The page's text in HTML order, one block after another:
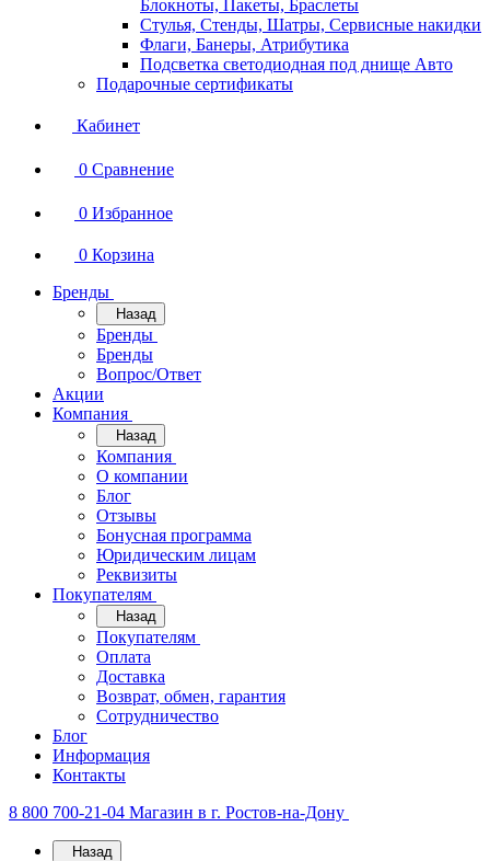
Блокноты, Пакеты, Браслеты
Стулья, Стенды, Шатры, Сервисные накидки
Флаги, Банеры, Атрибутика
Подсветка светодиодная под днище Авто
Подарочные сертификаты
Кабинет
0 Сравнение
0 Избранное
0 Корзина
Бренды
Назад
Бренды
Бренды
Вопрос/Ответ
Акции
Компания
Назад
Компания
О компании
Блог
Отзывы
Бонусная программа
Юридическим лицам
Реквизиты
Покупателям
Назад
Покупателям
Оплата
Доставка
Возврат, обмен, гарантия
Сотрудничество
Блог
Информация
Контакты
8 800 700-21-04 Магазин в г. Ростов-на-Дону
Назад